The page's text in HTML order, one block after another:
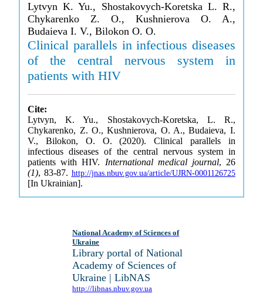
Lytvyn K. Yu., Shostakovych-Koretska L. R.,
Chykarenko Z. O., Kushnierova O. A.,
Budaieva I. V., Bilokon O. O.
Clinical parallels in infectious diseases
of the central nervous system in
patients with HIV
Cite:
Lytvyn, K. Yu., Shostakovych-Koretska, L. R.,
Chykarenko, Z. O., Kushnierova, O. A., Budaieva, I.
V., Bilokon, O. O. (2020). Clinical parallels in
infectious diseases of the central nervous system in
patients with HIV. International medical journal, 26
(1), 83-87. http://jnas.nbuv.gov.ua/article/UJRN-0001126725
[In Ukrainian].
National Academy of Sciences of
Ukraine
Library portal of National
Academy of Sciences of
Ukraine | LibNAS
http://libnas.nbuv.gov.ua